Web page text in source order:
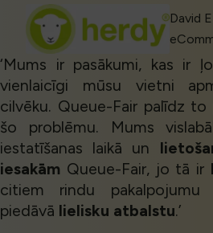
David
‘Mums ir pasākumi, kas ir
vienlaicīgi mūsu vietni
cilvēku. Queue-Fair palīdz
šo problēmu. Mums
iestatīšanas laikā un
iesakām Queue-Fair, jo tā ir
citiem rindu pakalpojumu
piedāvā lielisku atbalstu.’